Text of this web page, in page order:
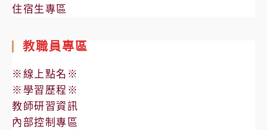
住宿生專區
教職員專區
※線上點名※
※學習歷程※
教師研習資訊
內部控制專區